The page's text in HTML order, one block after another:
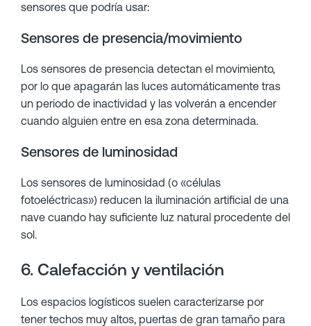
sensores que podría usar:
Sensores de presencia/movimiento
Los sensores de presencia detectan el movimiento,
por lo que apagarán las luces automáticamente tras
un periodo de inactividad y las volverán a encender
cuando alguien entre en esa zona determinada.
Sensores de luminosidad
Los sensores de luminosidad (o «células
fotoeléctricas») reducen la iluminación artificial de una
nave cuando hay suficiente luz natural procedente del
sol.
6. Calefacción y ventilación
Los espacios logísticos suelen caracterizarse por
tener techos muy altos, puertas de gran tamaño para